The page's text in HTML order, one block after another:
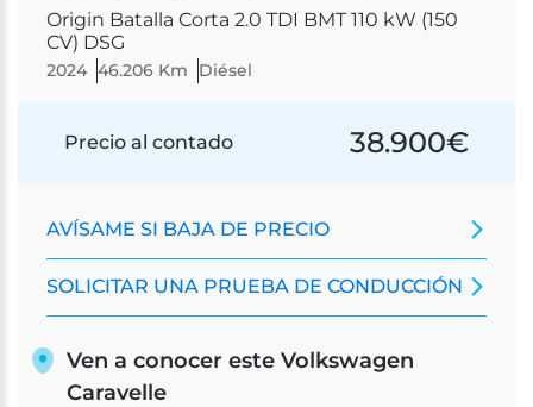
Origin Batalla Corta 2.0 TDI BMT 110 kW (150
CV) DSG
2024 46.206 Km Diésel
Precio al contado 38.900€
AVÍSAME SI BAJA DE PRECIO
SOLICITAR UNA PRUEBA DE CONDUCCIÓN
Ven a conocer este Volkswagen
Caravelle